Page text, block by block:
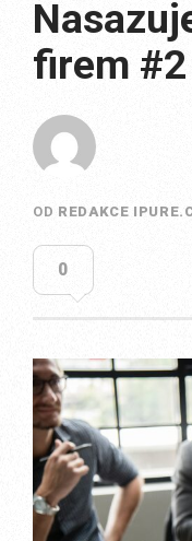
firem #2
OD REDAKCE
0